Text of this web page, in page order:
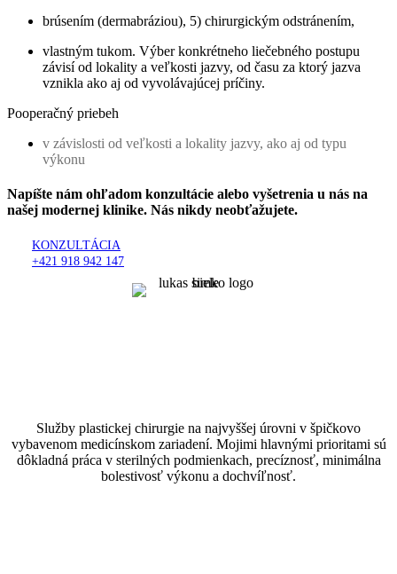
brúsením (dermabráziou), 5) chirurgickým odstránením,
vlastným tukom. Výber konkrétneho liečebného postupu
závisí od lokality a veľkosti jazvy, od času za ktorý jazva
vznikla ako aj od vyvolávajúcej príčiny.
Pooperačný priebeh
v závislosti od veľkosti a lokality jazvy, ako aj od typu
výkonu
Napíšte nám ohľadom konzultácie alebo vyšetrenia u nás na
našej modernej klinike. Nás nikdy neobťažujete.
KONZULTÁCIA
+421 918 942 147
Služby plastickej chirurgie na najvyššej úrovni v špičkovo
vybavenom medicínskom zariadení. Mojimi hlavnými prioritami sú
dôkladná práca v sterilných podmienkach, precíznosť, minimálna
bolestivosť výkonu a dochvíľnosť.